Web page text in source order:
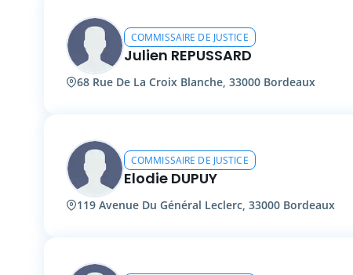
COMMISSAIRE DE JUSTICE
Julien REPUSSARD
68 Rue De La Croix Blanche, 33000 Bordeaux
COMMISSAIRE DE JUSTICE
Elodie DUPUY
119 Avenue Du Général Leclerc, 33000 Bordeaux